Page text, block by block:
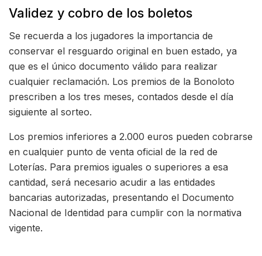
Validez y cobro de los boletos
Se recuerda a los jugadores la importancia de
conservar el resguardo original en buen estado, ya
que es el único documento válido para realizar
cualquier reclamación. Los premios de la Bonoloto
prescriben a los tres meses, contados desde el día
siguiente al sorteo.
Los premios inferiores a 2.000 euros pueden cobrarse
en cualquier punto de venta oficial de la red de
Loterías. Para premios iguales o superiores a esa
cantidad, será necesario acudir a las entidades
bancarias autorizadas, presentando el Documento
Nacional de Identidad para cumplir con la normativa
vigente.